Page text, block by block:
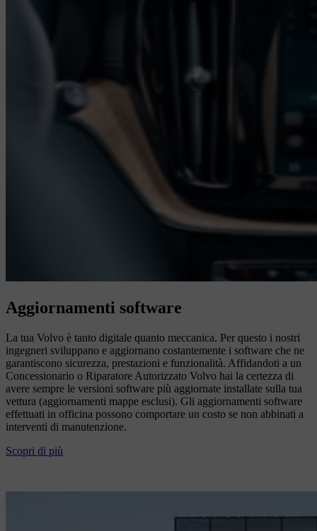
Aggiornamenti software
La tua Volvo è tanto digitale quanto meccanica. Per questo i nostri
ingegneri sviluppano e aggiornano costantemente i software che ne
garantiscono sicurezza, prestazioni e funzionalità. Affidandoti a un
Concessionario o Riparatore Autorizzato Volvo hai la certezza di
avere sempre le versioni software più aggiornate installate sulla tua
vettura (aggiornamenti mappe esclusi). Gli aggiornamenti software
effettuati in officina possono comportare un costo se non abbinati a
interventi di manutenzione.
Scopri di più